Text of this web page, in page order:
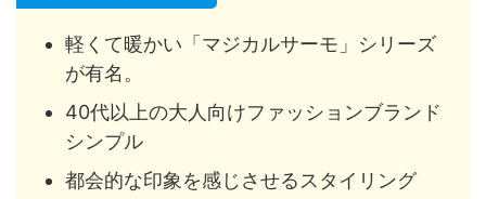
軽くて暖かい「マジカルサーモ」シリーズ
が有名。
40代以上の大人向けファッションブランド
シンプル
都会的な印象を感じさせるスタイリング